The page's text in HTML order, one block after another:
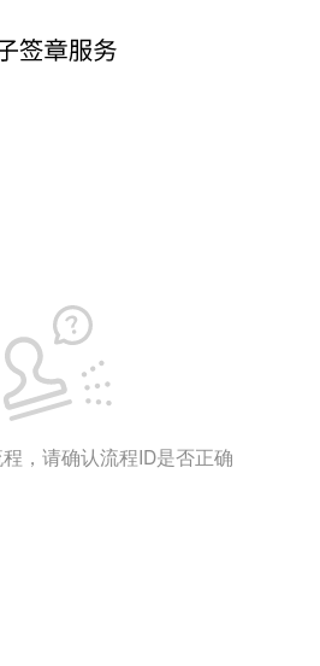
，请确认流程ID是否正确